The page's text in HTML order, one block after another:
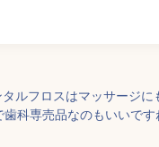
ルフロスはマッサージ
科専売品なのもいいです